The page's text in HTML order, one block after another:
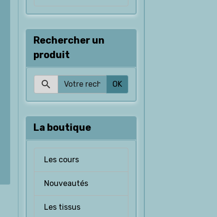
Rechercher un
produit
OK
La boutique
Les cours
Nouveautés
Les tissus